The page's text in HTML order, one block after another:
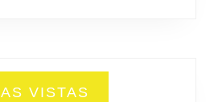
VISTAS